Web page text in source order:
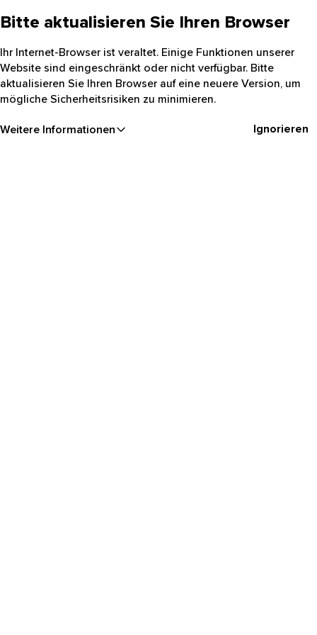
Bitte aktualisieren Sie Ihren Browser
Ihr Internet-Browser ist veraltet. Einige Funktionen unserer
Website sind eingeschränkt oder nicht verfügbar. Bitte
aktualisieren Sie Ihren Browser auf eine neuere Version, um
mögliche Sicherheitsrisiken zu minimieren.
Weitere Informationen Ignorieren